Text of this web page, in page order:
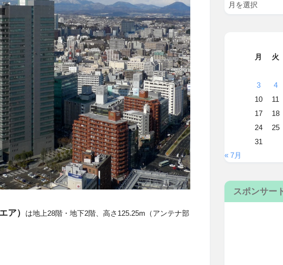
ア） は地上28階・地下2階、高さ125.25m（アンテナ部
月
火
3
4
10
11
17
18
24
25
31
« 7月
スポンサー